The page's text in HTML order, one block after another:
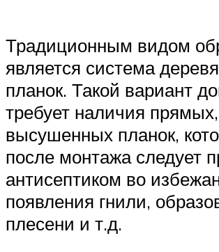
Традиционным видом
является система
планок. Такой вариант
требует наличия прямых,
высушенных планок,
после монтажа следует
антисептиком во
появления гнили,
плесени и т.д.